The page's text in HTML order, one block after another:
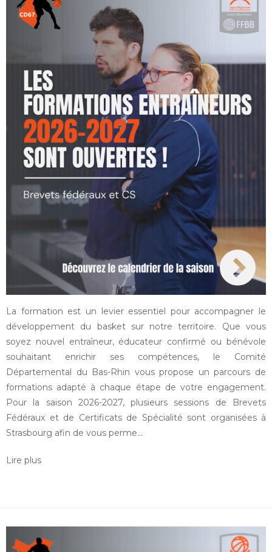
La formation est un levier essentiel pour accompagner le
développement du basket sur notre territoire. Que vous
soyez nouvel entraîneur, éducateur confirmé ou bénévole
souhaitant enrichir ses compétences, le Comité
Départemental du Bas-Rhin vous propose un parcours de
formations adapté à chaque étape de votre engagement.
Pour la saison 2026-2027, plusieurs sessions de Brevets
Fédéraux et de Certificats de Spécialité sont organisées à
Strasbourg afin de vous perme...
Lire plus